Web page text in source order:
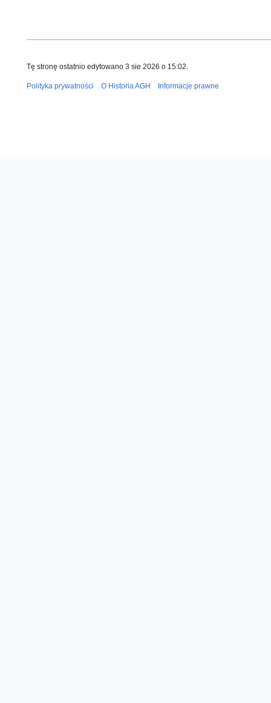
Tę stronę ostatnio edytowano 3 sie 2026 o 15:02.
Polityka prywatności O Historia AGH Informacje prawne